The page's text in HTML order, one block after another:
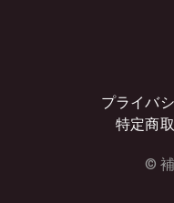
プライバ
特定商
©